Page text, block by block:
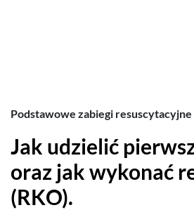
Pod­sta­wowe zabiegi resus­cy­ta­cyjne
Jak udzielić
oraz jak wykonać
(RKO).